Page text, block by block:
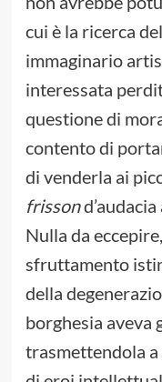
cui è la ricerca
immaginario
interessata
questione di
contento di
di venderla ai
frisson
Nulla da
sfruttamento
della
borghesia aveva
trasmettendola